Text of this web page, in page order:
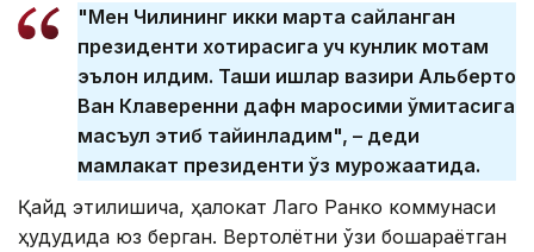
"Мен Чилининг икки марта сайланган
президенти хотирасига уч кунлик мотам
эълон қилдим. Ташқи ишлар вазири Альберто
Ван Клаверенни дафн маросими қўмитасига
масъул этиб тайинладим", – деди
мамлакат президенти ўз мурожаатида.
Қайд этилишича, ҳалокат Лаго Ранко коммунаси
ҳудудида юз берган. Вертолётни ўзи бошқараётган